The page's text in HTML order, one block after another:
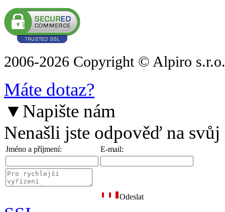
2006-2026 Copyright © Alpiro
Máte dotaz?
▼ Napište nám
Nenašli jste odpověď na
Jméno a příjmení: E-mail:
Odeslat